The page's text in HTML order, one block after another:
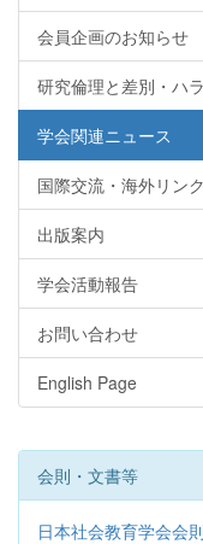
会員企画のお知らせ
研究倫理と差別・ハ
学会関連ニュース
国際交流・海外リンク
出版案内
学会活動報告
お問い合わせ
English Page
会則・文書等
日本社会教育学会会